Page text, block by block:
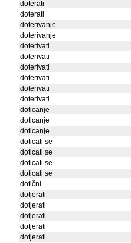
doterati
doterati
doterivanje
doterivanje
doterivati
doterivati
doterivati
doterivati
doterivati
doterivati
doticanje
doticanje
doticanje
doticati se
doticati se
doticati se
doticati se
dotični
dotjerati
dotjerati
dotjerati
dotjerati
dotjerati